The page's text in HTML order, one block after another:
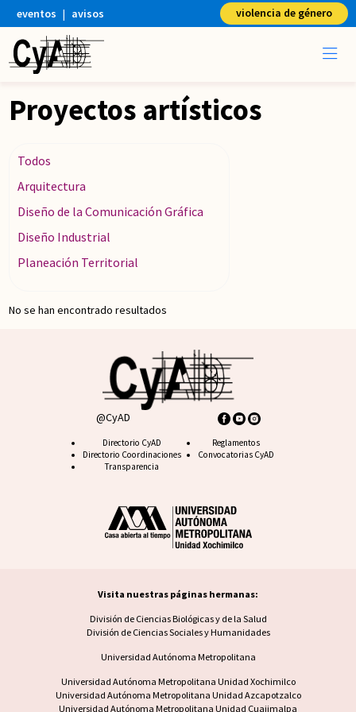
eventos | avisos violencia de género
Proyectos artísticos
Todos
Arquitectura
Diseño de la Comunicación Gráfica
Diseño Industrial
Planeación Territorial
No se han encontrado resultados
@CyAD
Footer CyAD
Directorio CyAD
Directorio Coordinaciones
Transparencia
Footer FAQ
Reglamentos
Convocatorias CyAD
Visita nuestras páginas hermanas:
Visita nuestras páginas hermanas
División de Ciencias Biológicas y de la Salud
División de Ciencias Sociales y Humanidades
Universidad Autónoma Metropolitana
Footer UAM unidad
Universidad Autónoma Metropolitana Unidad Xochimilco
Universidad Autónoma Metropolitana Unidad Azcapotzalco
Universidad Autónoma Metropolitana Unidad Cuajimalpa